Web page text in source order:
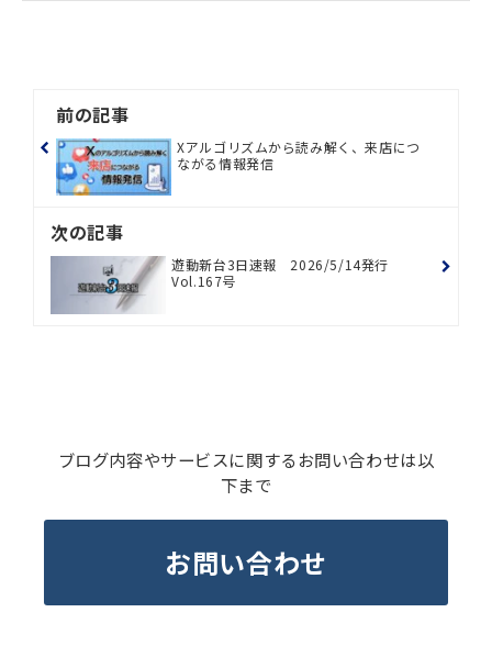
前の記事
Xアルゴリズムから読み解く、来店につ
ながる情報発信
次の記事
遊動新台3日速報 2026/5/14発行
Vol.167号
ブログ内容やサービスに関するお問い合わせは以
下まで
お問い合わせ